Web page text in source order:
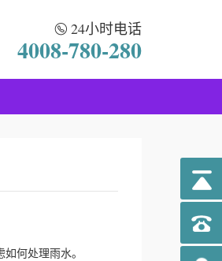
24小时电话
4008-780-280
何处理雨水。